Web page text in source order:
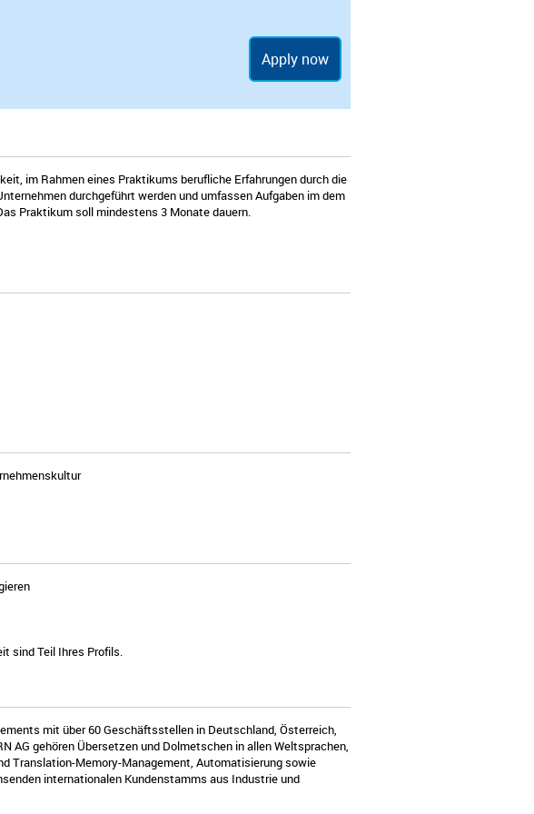
Apply now
im Rahmen eines Praktikums berufliche Erfahrungen durch die
durchgeführt werden und umfassen Aufgaben im dem
Praktikum soll mindestens 3 Monate dauern.
sind Teil Ihres Profils.
mit über 60 Geschäftsstellen in Deutschland, Österreich,
AG gehören Übersetzen und Dolmetschen in allen Weltsprachen,
Translation-Memory-Management, Automatisierung sowie
internationalen Kundenstamms aus Industrie und